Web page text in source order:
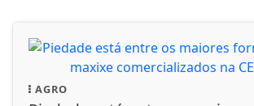
AGRO